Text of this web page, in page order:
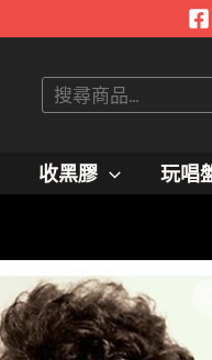
搜
收黑膠 玩唱